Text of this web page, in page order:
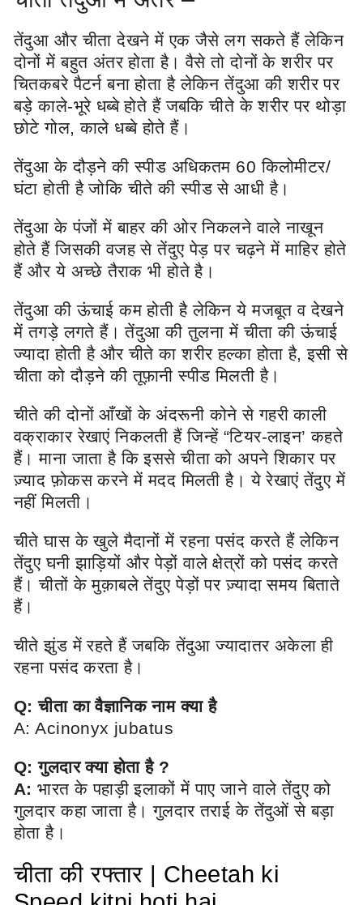
तेंदुआ और चीता देखने में एक जैसे लग सकते हैं लेकिन
दोनों में बहुत अंतर होता है। वैसे तो दोनों के शरीर पर
चितकबरे पैटर्न बना होता है लेकिन तेंदुआ की शरीर पर
बड़े काले-भूरे धब्बे होते हैं जबकि चीते के शरीर पर थोड़ा
छोटे गोल, काले धब्बे होते हैं।
तेंदुआ के दौड़ने की स्पीड अधिकतम 60 किलोमीटर/
घंटा होती है जोकि चीते की स्पीड से आधी है।
तेंदुआ के पंजों में बाहर की ओर निकलने वाले नाखून
होते हैं जिसकी वजह से तेंदुए पेड़ पर चढ़ने में माहिर होते
हैं और ये अच्छे तैराक भी होते है।
तेंदुआ की ऊंचाई कम होती है लेकिन ये मजबूत व देखने
में तगड़े लगते हैं। तेंदुआ की तुलना में चीता की ऊंचाई
ज्यादा होती है और चीते का शरीर हल्का होता है, इसी से
चीता को दौड़ने की तूफ़ानी स्पीड मिलती है।
चीते की दोनों आँखों के अंदरूनी कोने से गहरी काली
वक्राकार रेखाएं निकलती हैं जिन्हें “टियर-लाइन’ कहते
हैं। माना जाता है कि इससे चीता को अपने शिकार पर
ज़्याद फ़ोकस करने में मदद मिलती है। ये रेखाएं तेंदुए में
नहीं मिलती।
चीते घास के खुले मैदानों में रहना पसंद करते हैं लेकिन
तेंदुए घनी झाड़ियों और पेड़ों वाले क्षेत्रों को पसंद करते
हैं। चीतों के मुक़ाबले तेंदुए पेड़ों पर ज़्यादा समय बिताते
हैं।
चीते झुंड में रहते हैं जबकि तेंदुआ ज्यादातर अकेला ही
रहना पसंद करता है।
Q: चीता का वैज्ञानिक नाम क्या है
A: Acinonyx jubatus
Q: गुलदार क्या होता है ?
A:भारत के पहाड़ी इलाकों में पाए जाने वाले तेंदुए को
गुलदार कहा जाता है। गुलदार तराई के तेंदुओं से बड़ा
होता है।
चीता की रफ्तार | Cheetah ki